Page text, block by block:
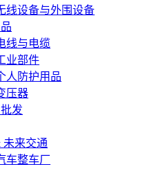
线设备与外围设备
线与电缆
业部件
人防护用品
压器
发
未来交通
车整车厂